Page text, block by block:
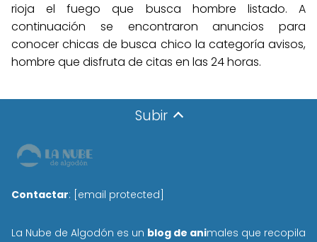
rioja el fuego que busca hombre listado. A
continuación se encontraron anuncios para
conocer chicas de busca chico la categoría avisos,
hombre que disfruta de citas en las 24 horas.
Subir
Contactar: [email protected]
La Nube de Algodón es un blog de animales que recopila